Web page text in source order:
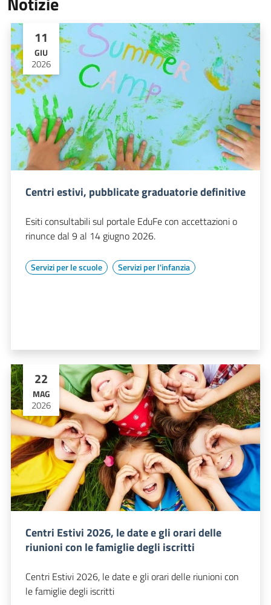
11
GIU
2026
Centri estivi, pubblicate graduatorie definitive
Esiti consultabili sul portale EduFe con accettazioni o
rinunce dal 9 al 14 giugno 2026.
Servizi per le scuole Servizi per l'infanzia
22
MAG
2026
Centri Estivi 2026, le date e gli orari delle
riunioni con le famiglie degli iscritti
Centri Estivi 2026, le date e gli orari delle riunioni con
le famiglie degli iscritti